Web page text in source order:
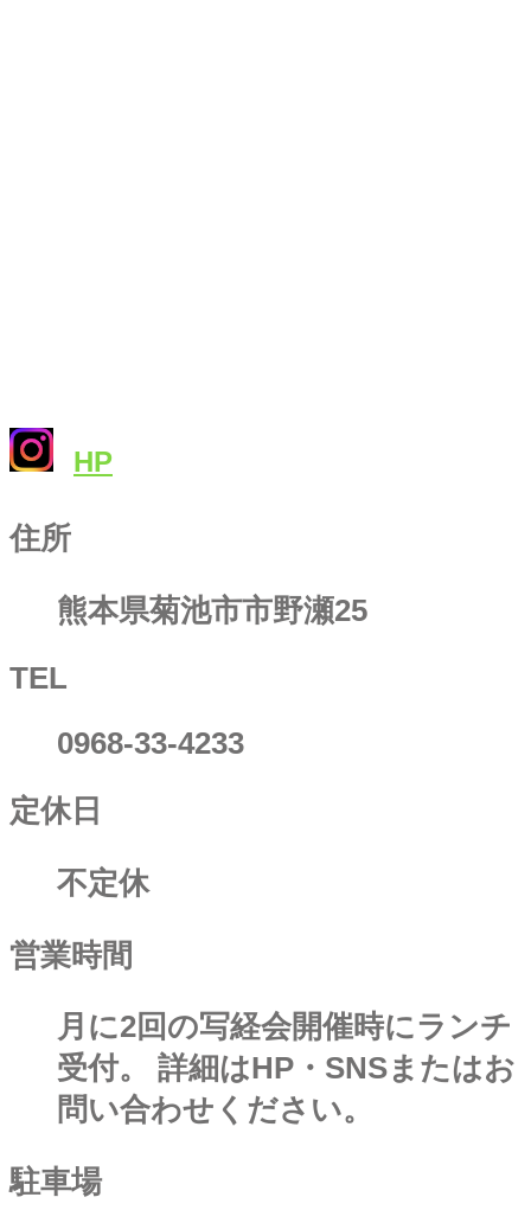
HP
住所
熊本県菊池市市野瀬25
TEL
0968-33-4233
定休日
不定休
営業時間
月に2回の写経会開催時にランチ
受付。 詳細はHP・SNSまたはお
問い合わせください。
駐車場